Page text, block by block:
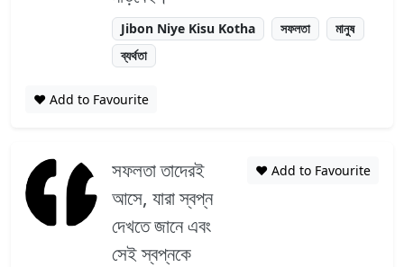
Jibon Niye Kisu Kotha সফলতা
মানুষ
ব্যর্থতা
❤️ Add to Favourite
সফলতা তাদেরই
আসে, যারা স্বপ্ন
দেখতে জানে এবং
সেই স্বপ্নকে
❤️ Add to Favourite